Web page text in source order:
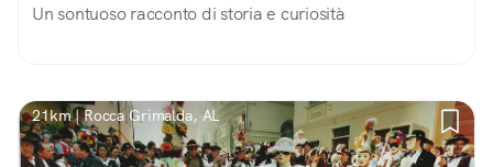
Un sontuoso racconto di storia e curiosità
21km | Rocca Grimalda, AL